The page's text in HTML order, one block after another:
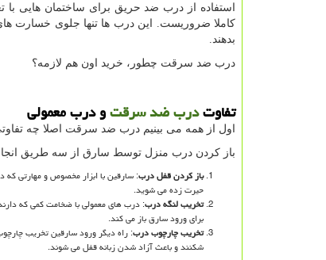
استفاده از درب ضد حریق برای ساختمان هایی با
کاملا ضروریست. این درب ها تنها جلوی خسارت
بدهند.
درب ضد سرقت چطور، خرید اون هم لازمه؟
تفاوتدرب ضد سرقتو درب معمولی
اول از همه می بینیم درب ضد سرقت اصلا چه
باز کردن درب منزل توسط سارق از سه طریق
باز کردن قفل درب: سارقین با ابزار مخصوص و مهارتی که
حیرت زده می شوید.
تخریب لنگه درب: درب های معمولی با ضخامت کمی که
برای ورود سارق باز می کند.
تخریب چارچوب درب: راه دیگر ورود سارقین تخریب
شکنند و باعث آزاد شدن زبانه قفل می شوند.